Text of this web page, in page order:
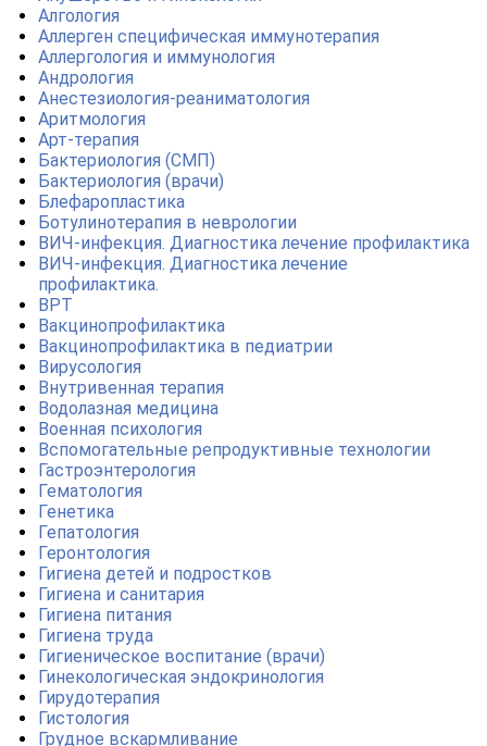
Алгология
Аллерген специфическая иммунотерапия
Аллергология и иммунология
Андрология
Анестезиология-реаниматология
Аритмология
Арт-терапия
Бактериология (СМП)
Бактериология (врачи)
Блефаропластика
Ботулинотерапия в неврологии
ВИЧ-инфекция. Диагностика лечение профилактика
ВИЧ-инфекция. Диагностика лечение
профилактика.
ВРТ
Вакцинопрофилактика
Вакцинопрофилактика в педиатрии
Вирусология
Внутривенная терапия
Водолазная медицина
Военная психология
Вспомогательные репродуктивные технологии
Гастроэнтерология
Гематология
Генетика
Гепатология
Геронтология
Гигиена детей и подростков
Гигиена и санитария
Гигиена питания
Гигиена труда
Гигиеническое воспитание (врачи)
Гинекологическая эндокринология
Гирудотерапия
Гистология
Грудное вскармливание